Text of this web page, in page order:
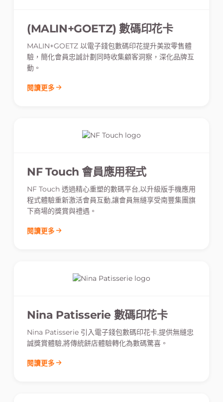
(MALIN+GOETZ) 數碼印花卡
MALIN+GOETZ 以電子錢包數碼印花提升美妝零售體
驗，簡化會員忠誠計劃同時收集顧客洞察，深化品牌互
動。
閱讀更多
NF Touch 會員應用程式
NF Touch 透過精心重塑的數碼平台,以升級版手機應用
程式體驗重新激活會員互動,讓會員無縫享受南豐集團旗
下商場的獎賞與禮遇。
閱讀更多
Nina Patisserie 數碼印花卡
Nina Patisserie 引入電子錢包數碼印花卡,提供無縫忠
誠獎賞體驗,將傳統餅店體驗轉化為數碼驚喜。
閱讀更多